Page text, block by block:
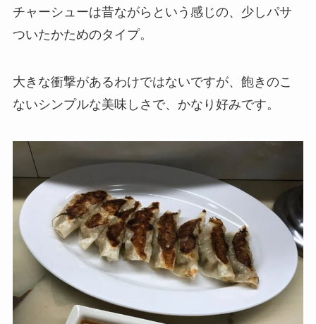
チャーシューは昔ながらという感じの、少しパサ
ついたかためのタイプ。
大きな衝撃があるわけではないですが、飽きのこ
ないシンプルな美味しさで、かなり好みです。